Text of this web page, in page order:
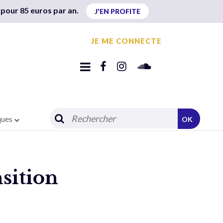
85 euros par an. J'EN PROFITE
JE ME CONNECTE
OK